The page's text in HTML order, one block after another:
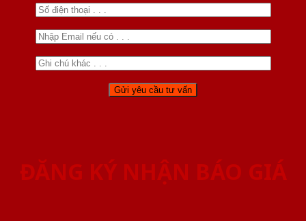
ĐĂNG KÝ NHẬN BÁO GIÁ